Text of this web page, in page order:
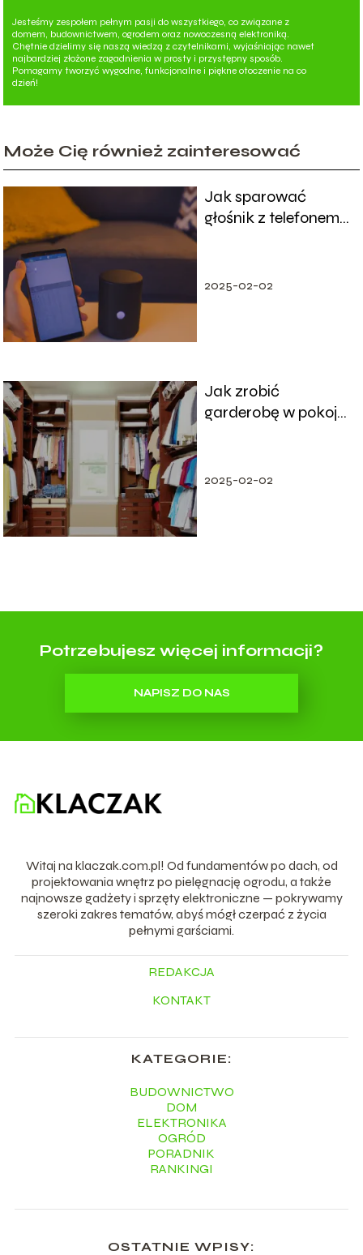
Jesteśmy zespołem pełnym pasji do wszystkiego, co związane z
domem, budownictwem, ogrodem oraz nowoczesną elektroniką.
Chętnie dzielimy się naszą wiedzą z czytelnikami, wyjaśniając nawet
najbardziej złożone zagadnienia w prosty i przystępny sposób.
Pomagamy tworzyć wygodne, funkcjonalne i piękne otoczenie na co
dzień!
Może Cię również zainteresować
Jak sparować
głośnik z telefonem
2025-02-02
Jak zrobić
garderobę w pokoju
przestrzeń?
2025-02-02
Potrzebujesz więcej informacji?
NAPISZ DO NAS
Witaj na klaczak.com.pl! Od fundamentów po dach, od
projektowania wnętrz po pielęgnację ogrodu, a także
najnowsze gadżety i sprzęty elektroniczne — pokrywamy
szeroki zakres tematów, abyś mógł czerpać z życia
pełnymi garściami.
REDAKCJA
KONTAKT
KATEGORIE:
BUDOWNICTWO
DOM
ELEKTRONIKA
OGRÓD
PORADNIK
RANKINGI
OSTATNIE WPISY: